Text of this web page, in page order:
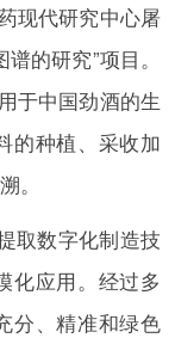
现代研究中心屠
的研究”项目。
于中国劲酒的生
的种植、采收加
。
取数字化制造技
化应用。经过多
分、精准和绿色